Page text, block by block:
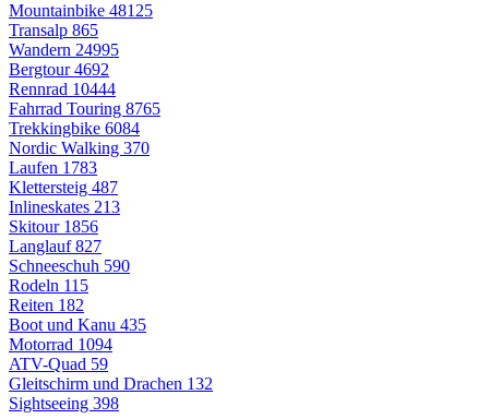
Mountainbike 48125
Transalp 865
Wandern 24995
Bergtour4692
Rennrad 10444
Fahrrad Touring 8765
Trekkingbike 6084
Nordic Walking 370
Laufen 1783
Klettersteig 487
Inlineskates 213
Skitour 1856
Langlauf827
Schneeschuh 590
Rodeln 115
Reiten 182
Boot und Kanu 435
Motorrad 1094
ATV-Quad 59
Gleitschirm und Drachen 132
Sightseeing 398